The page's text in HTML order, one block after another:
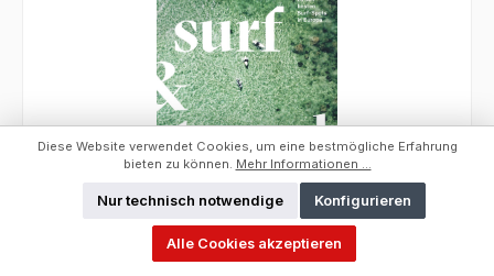
Surf & Travel
Diese Website verwendet Cookies, um eine bestmögliche Erfahrung
bieten zu können. Mehr Informationen ...
Nur technisch notwendige Konfigurieren
Alle Cookies akzeptieren